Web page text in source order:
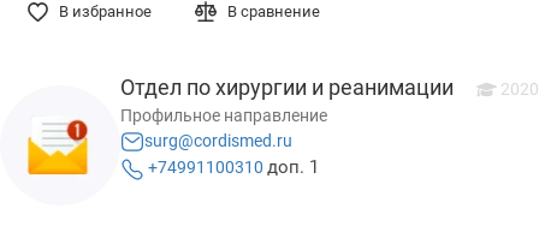
В избранное В сравнение
Отдел по хирургии и реанимации 2020
Профильное направление
surg@cordismed.ru
+74991100310 доп. 1